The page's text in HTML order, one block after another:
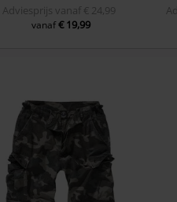
Adviesprijs vanaf € 24,99
vanaf€ 19,99